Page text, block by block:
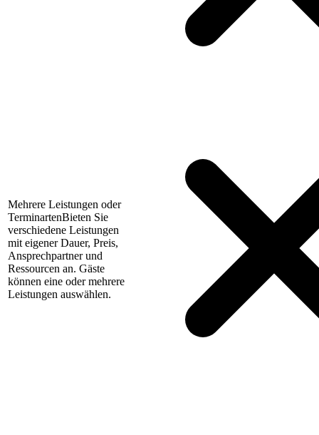
Mehrere Leistungen oder
TerminartenBieten Sie
verschiedene Leistungen
mit eigener Dauer, Preis,
Ansprechpartner und
Ressourcen an. Gäste
können eine oder mehrere
Leistungen auswählen.